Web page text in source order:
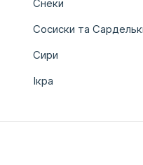
Снеки
Сосиски та
Сири
Ікра